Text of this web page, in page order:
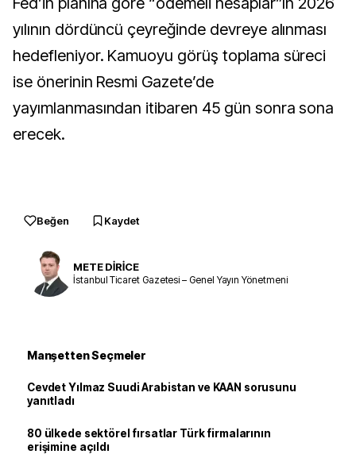
yılının dördüncü çeyreğinde devreye alınması
hedefleniyor. Kamuoyu görüş toplama süreci
ise önerinin Resmi Gazete’de
yayımlanmasından itibaren 45 gün sonra sona
erecek.
Beğen Kaydet
METE DİRİCE
İstanbul Ticaret Gazetesi – Genel Yayın Yönetmeni
Manşetten Seçmeler
Cevdet Yılmaz Suudi Arabistan ve KAAN sorusunu
yanıtladı
80 ülkede sektörel fırsatlar Türk firmalarının
erişimine açıldı